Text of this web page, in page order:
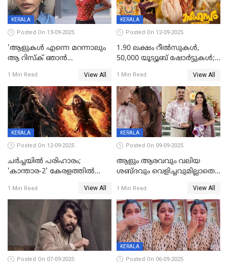
KERALA
Posted On 13-09-2025
'ആളുകള്‍ എന്നെ മറന്നാലും
ആ റിസ്ക് ഞാൻ
മനസിലായി, കടുത്ത
തീരുമാനവുമായി ഐശ്വര്യ
ലക്ഷ്മി
1 Min Read View All
KERALA
Posted On 12-09-2025
1.90 ലക്ഷം റീല്‍സുകള്‍,
50,000 യൂട്യൂബ് ഷോര്‍ട്ടുകള്‍;
ഹിറ്റായി ഓണം മൂഡ് ഗാനം
1 Min Read View All
KERALA
Posted On 12-09-2025
ചർച്ചയിൽ പരിഹാരം;
'കാന്താര-2' കേരളത്തിൽ
ഫിയോക്ക്
1 Min Read View All
KERALA
Posted On 09-09-2025
ആളും ആരവവും വലിയ
ശബ്ദവും വെളിച്ചവുമില്ലാതെ
വിവാഹിതയായെന്ന്‌ നടി ​
ഗ്രേസ് ആന്റണി
1 Min Read View All
Posted On 07-09-2025
KERALA
Posted On 06-09-2025